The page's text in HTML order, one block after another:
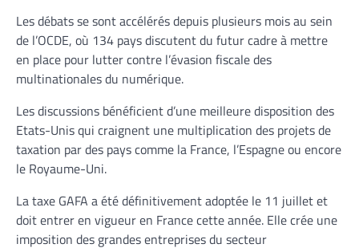
Les débats se sont accélérés depuis plusieurs mois au sein
de l’OCDE, où 134 pays discutent du futur cadre à mettre
en place pour lutter contre l’évasion fiscale des
multinationales du numérique.
Les discussions bénéficient d’une meilleure disposition des
Etats-Unis qui craignent une multiplication des projets de
taxation par des pays comme la France, l’Espagne ou encore
le Royaume-Uni.
La taxe GAFA a été définitivement adoptée le 11 juillet et
doit entrer en vigueur en France cette année. Elle crée une
imposition des grandes entreprises du secteur